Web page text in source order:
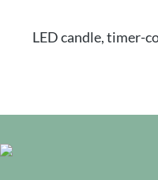
LED candle, timer-